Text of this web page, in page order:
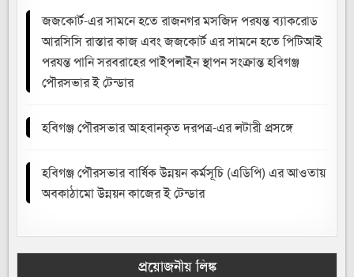
জজকোর্ট-এর সামনে হতে রাজনগর মসজিদ পরযন্ত ব্যাকরোড
আরসিসি রাস্তার কাজ এবং জজকোর্ট এর সামনে হতে পিটিআই
পরযন্ত পানি সরবরাহের পাইপলাইন স্থাপন সংক্রান্ত হবিগঞ্জ
পৌরসভার ই টেন্ডার
হবিগঞ্জ পৌরসভার আহবানকৃত দরপত্র-এর লটারী প্রসঙ্গে
হবিগঞ্জ পৌরসভার বার্ষিক উন্নয়ন কর্মসূচি (এডিপি) এর আওতায়
অবকাঠামো উন্নয়ন কাজের ই টেন্ডার
প্রয়োজনীয় লিঙ্ক